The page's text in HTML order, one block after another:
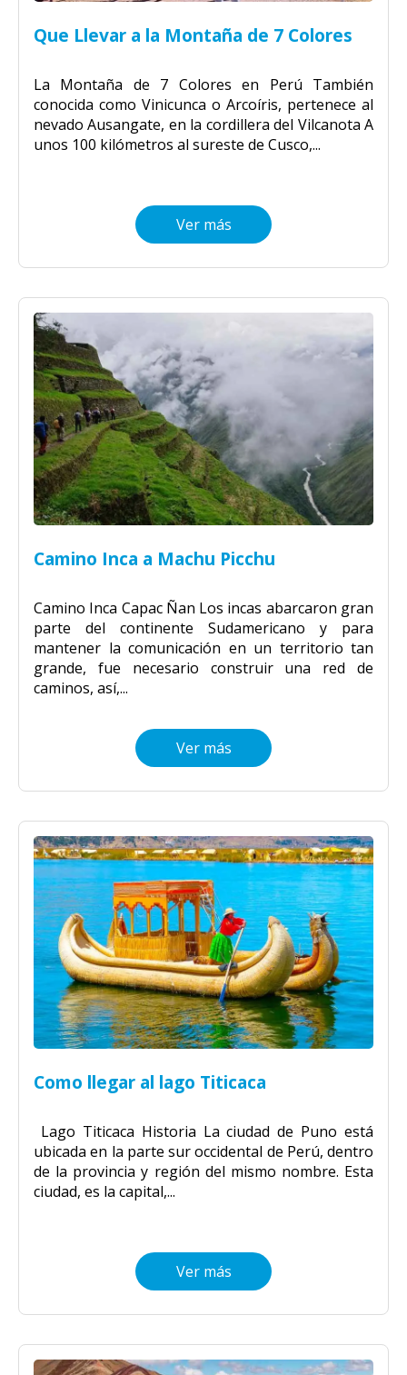
Que Llevar a la Montaña de 7 Colores
La Montaña de 7 Colores en Perú También
conocida como Vinicunca o Arcoíris, pertenece al
nevado Ausangate, en la cordillera del Vilcanota A
unos 100 kilómetros al sureste de Cusco,...
Ver más
Camino Inca a Machu Picchu
Camino Inca Capac Ñan Los incas abarcaron gran
parte del continente Sudamericano y para
mantener la comunicación en un territorio tan
grande, fue necesario construir una red de
caminos, así,...
Ver más
Como llegar al lago Titicaca
Lago Titicaca Historia La ciudad de Puno está
ubicada en la parte sur occidental de Perú, dentro
de la provincia y región del mismo nombre. Esta
ciudad, es la capital,...
Ver más